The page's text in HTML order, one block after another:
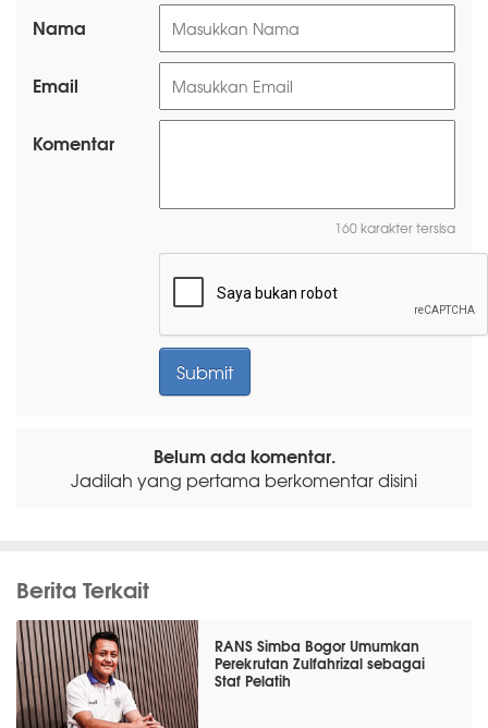
Nama
Email
Komentar
160 karakter tersisa
Belum ada komentar.
Jadilah yang pertama berkomentar disini
Berita Terkait
RANS Simba Bogor Umumkan
Perekrutan Zulfahrizal sebagai
Staf Pelatih